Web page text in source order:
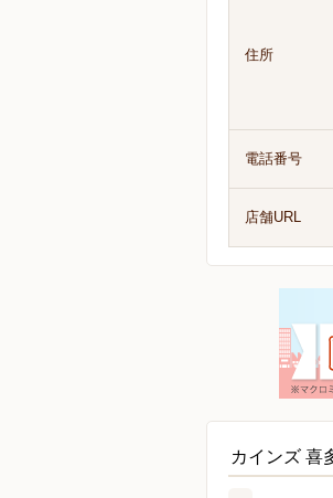
住所
電話番号
店舗URL
カインズ 喜